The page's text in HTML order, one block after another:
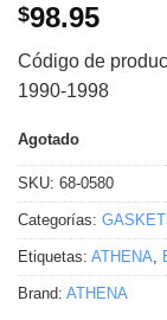
$98.95
Código de
1990-1998
Agotado
SKU: 68-0580
Categorías:
Etiquetas: ATHENA,
Brand: ATHENA